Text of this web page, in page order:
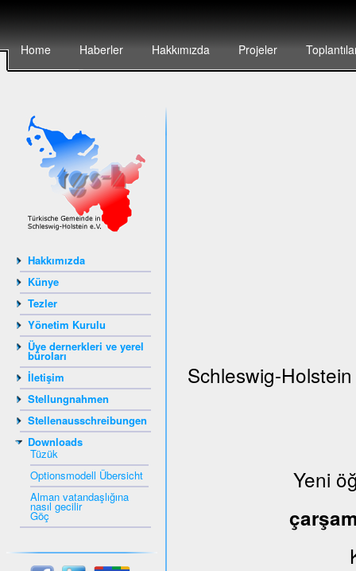
Home Haberler Hakkımızda Projeler
Hakkımızda
Künye
Tezler
Yönetim Kurulu
Üye dernerkleri ve yerel
büroları
İletişim
Stellungnahmen
Stellenausschreibungen
Downloads
Tüzük
Optionsmodell Übersicht
Alman vatandaşlığına
nasıl gecilir
Göç
Schleswig-
Yeni